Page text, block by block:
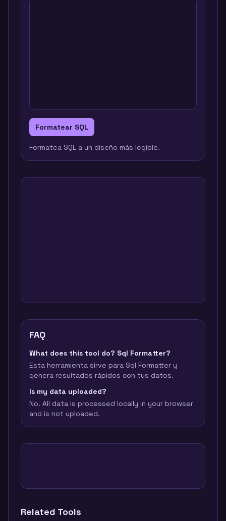
Formatear SQL
Formatea SQL a un diseño más legible.
FAQ
What does this tool do? Sql Formatter?
Esta herramienta sirve para Sql Formatter y
genera resultados rápidos con tus datos.
Is my data uploaded?
No. All data is processed locally in your browser
and is not uploaded.
Related Tools